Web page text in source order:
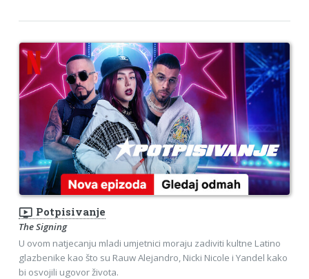
ondemand_video Potpisivanje
The Signing
U ovom natjecanju mladi umjetnici moraju zadiviti kultne Latino
glazbenike kao što su Rauw Alejandro, Nicki Nicole i Yandel kako
bi osvojili ugovor života.